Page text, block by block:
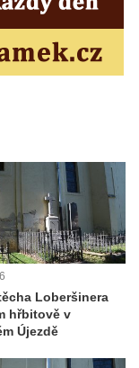
Loberšinera
hřbitově v
Újezdě